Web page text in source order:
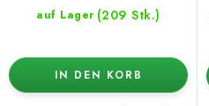
auf Lager (209 Stk.)
IN DEN KORB